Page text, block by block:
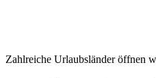
Zahlreiche Urlaubsländer öffnen